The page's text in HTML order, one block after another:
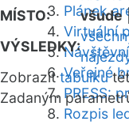
Plánek
Virtuální
Veřejné
PRESS:
Rozpis
MÍSTO:
všude
VÝSLEDKY:
Zobrazittabulku
Zadaným